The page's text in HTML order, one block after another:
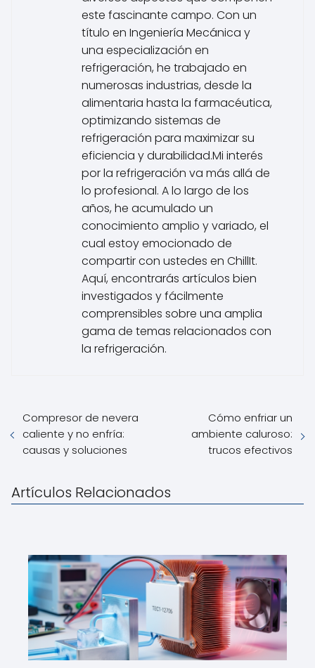
este fascinante campo. Con un
título en Ingeniería Mecánica y
una especialización en
refrigeración, he trabajado en
numerosas industrias, desde la
alimentaria hasta la farmacéutica,
optimizando sistemas de
refrigeración para maximizar su
eficiencia y durabilidad.Mi interés
por la refrigeración va más allá de
lo profesional. A lo largo de los
años, he acumulado un
conocimiento amplio y variado, el
cual estoy emocionado de
compartir con ustedes en ChillIt.
Aquí, encontrarás artículos bien
investigados y fácilmente
comprensibles sobre una amplia
gama de temas relacionados con
la refrigeración.
Compresor de nevera
caliente y no enfría:
causas y soluciones
Cómo enfriar un
ambiente caluroso:
trucos efectivos
Artículos Relacionados